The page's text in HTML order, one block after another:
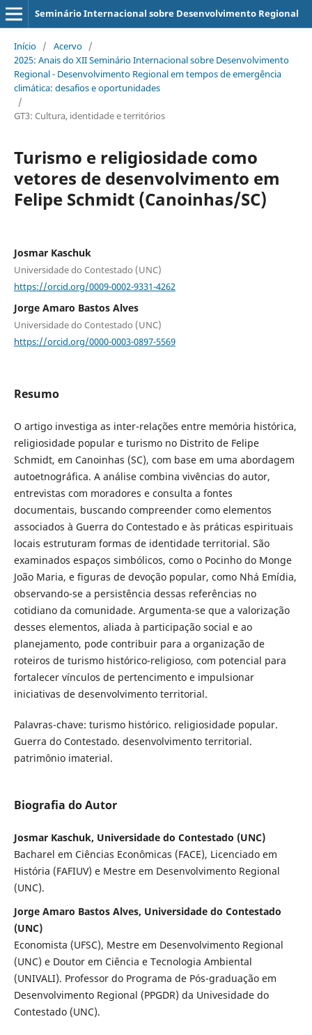
Seminário Internacional sobre Desenvolvimento Regional
Início / Acervo /
2025: Anais do XII Seminário Internacional sobre Desenvolvimento
Regional - Desenvolvimento Regional em tempos de emergência
climática: desafios e oportunidades
/
GT3: Cultura, identidade e territórios
Turismo e religiosidade como
vetores de desenvolvimento em
Felipe Schmidt (Canoinhas/SC)
Josmar Kaschuk
Universidade do Contestado (UNC)
https://orcid.org/0009-0002-9331-4262
Jorge Amaro Bastos Alves
Universidade do Contestado (UNC)
https://orcid.org/0000-0003-0897-5569
Resumo
O artigo investiga as inter-relações entre memória histórica,
religiosidade popular e turismo no Distrito de Felipe
Schmidt, em Canoinhas (SC), com base em uma abordagem
autoetnográfica. A análise combina vivências do autor,
entrevistas com moradores e consulta a fontes
documentais, buscando compreender como elementos
associados à Guerra do Contestado e às práticas espirituais
locais estruturam formas de identidade territorial. São
examinados espaços simbólicos, como o Pocinho do Monge
João Maria, e figuras de devoção popular, como Nhá Emídia,
observando-se a persistência dessas referências no
cotidiano da comunidade. Argumenta-se que a valorização
desses elementos, aliada à participação social e ao
planejamento, pode contribuir para a organização de
roteiros de turismo histórico-religioso, com potencial para
fortalecer vínculos de pertencimento e impulsionar
iniciativas de desenvolvimento territorial.
Palavras-chave: turismo histórico. religiosidade popular.
Guerra do Contestado. desenvolvimento territorial.
patrimônio imaterial.
Biografia do Autor
Josmar Kaschuk, Universidade do Contestado (UNC)
Bacharel em Ciências Econômicas (FACE), Licenciado em
História (FAFIUV) e Mestre em Desenvolvimento Regional
(UNC).
Jorge Amaro Bastos Alves, Universidade do Contestado
(UNC)
Economista (UFSC), Mestre em Desenvolvimento Regional
(UNC) e Doutor em Ciência e Tecnologia Ambiental
(UNIVALI). Professor do Programa de Pós-graduação em
Desenvolvimento Regional (PPGDR) da Univesidade do
Contestado (UNC).